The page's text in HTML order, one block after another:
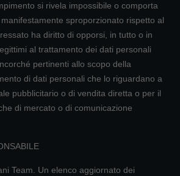
si rivela impossibile o comporta
sproporzionato rispetto al
ha diritto di opporsi, in tutto o in
al trattamento dei dati personali
pertinenti allo scopo della
di dati personali che lo riguardano a
pubblicitario o di vendita diretta o per il
di mercato o di comunicazione
Team. Un elenco aggiornato dei